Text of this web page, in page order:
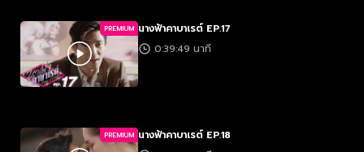
PREMIUM นางฟ้าคาบาเรต์ EP.17
0:39:49 นาที
PREMIUM นางฟ้าคาบาเรต์ EP.18